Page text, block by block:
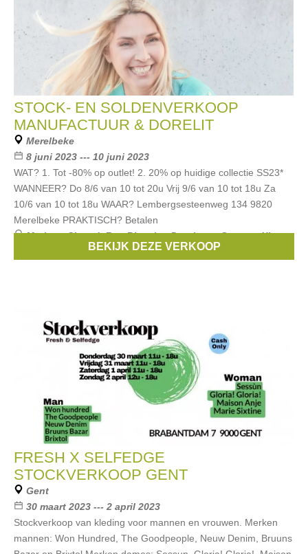
STOCK- EN SOLDENVERKOOP
MANUFACTUUR & DORELIT
Merelbeke
8 juni 2023 --- 10 juni 2023
WAT? 1. Tot -80% op outlet! 2. 20% op huidige collectie SS23*
WANNEER? Do 8/6 van 10 tot 20u Vrij 9/6 van 10 tot 18u Za
10/6 van 10 tot 18u WAAR? Lembergsesteenweg 134 9820
Merelbeke PRAKTISCH? Betalen
Merken:Closed,Rue Blanche,Dutchess,Sessun,Xirena,
BEKIJK DEZE VERKOOP
FRESH X SELFEDGE
STOCKVERKOOP GENT
Gent
30 maart 2023 --- 2 april 2023
Stockverkoop van kleding voor mannen en vrouwen. Merken
mannen: Won Hundred, The Goodpeople, Neuw Denim, Bruuns